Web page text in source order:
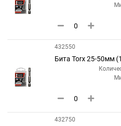
432550
Бита Torx 25-50мм
432750